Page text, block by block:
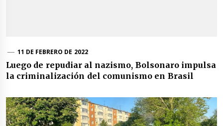
11 DE FEBRERO DE 2022
Luego de repudiar al nazismo, Bolsonaro impulsa
la criminalización del comunismo en Brasil